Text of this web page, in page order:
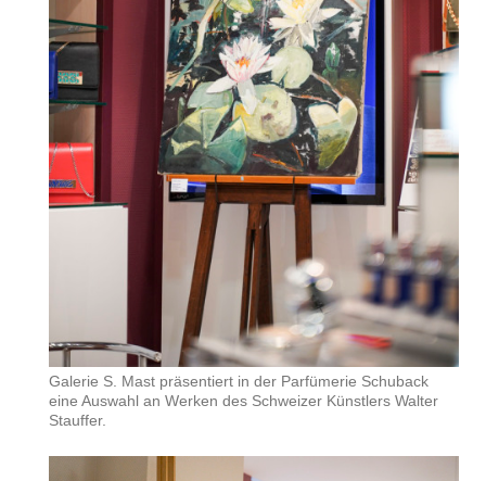
Galerie S. Mast präsentiert in der Parfümerie Schuback
eine Auswahl an Werken des Schweizer Künstlers Walter
Stauffer.